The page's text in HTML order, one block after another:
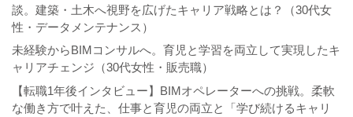
談。建築・土木へ視野を広げたキャリア戦略とは？（30代女
性・データメンテナンス）
未経験からBIMコンサルへ。育児と学習を両立して実現したキ
ャリアチェンジ（30代女性・販売職）
【転職1年後インタビュー】BIMオペレーターへの挑戦。柔軟
な働き方で叶えた、仕事と育児の両立と「学び続けるキャリ